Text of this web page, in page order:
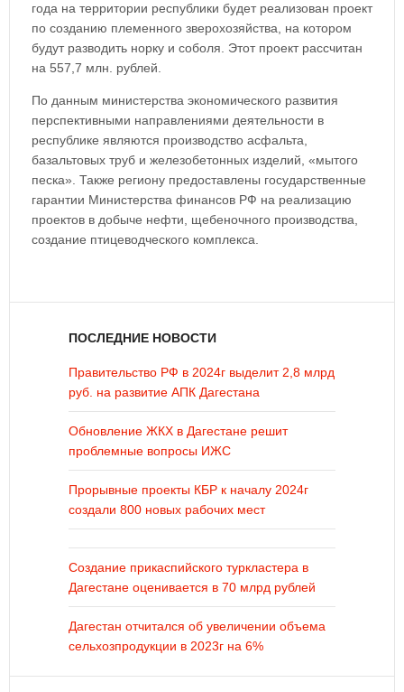
года на территории республики будет реализован проект
по созданию племенного зверохозяйства, на котором
будут разводить норку и соболя. Этот проект рассчитан
на 557,7 млн. рублей.
По данным министерства экономического развития
перспективными направлениями деятельности в
республике являются производство асфальта,
базальтовых труб и железобетонных изделий, «мытого
песка». Также региону предоставлены государственные
гарантии Министерства финансов РФ на реализацию
проектов в добыче нефти, щебеночного производства,
создание птицеводческого комплекса.
ПОСЛЕДНИЕ НОВОСТИ
Правительство РФ в 2024г выделит 2,8 млрд
руб. на развитие АПК Дагестана
Обновление ЖКХ в Дагестане решит
проблемные вопросы ИЖС
Прорывные проекты КБР к началу 2024г
создали 800 новых рабочих мест
Создание прикаспийского туркластера в
Дагестане оценивается в 70 млрд рублей
Дагестан отчитался об увеличении объема
сельхозпродукции в 2023г на 6%